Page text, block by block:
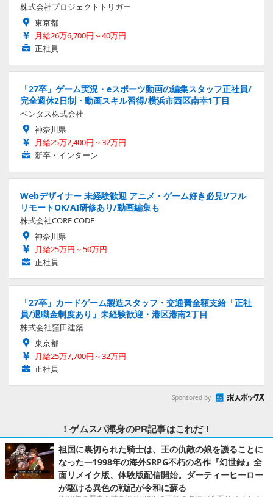
株式会社プロジェクトトリガー
東京都
月給26万6,700円～40万円
正社員
「27卒」ゲーム実況・eスポーツ動画の編集スタッフ正社員/
完全週休2日制・動画スキル習得/横浜市西区南幸1丁目
ベンタス株式会社
神奈川県
月給25万2,400円～32万円
新卒・インターン
Webデザイナー 未経験歓迎 アニメ・ゲーム好き必見!/フル
リモートOK/AI研修あり/動画編集も
株式会社CORE CODE
神奈川県
月給25万円～50万円
正社員
「27卒」カードゲーム製造スタッフ・交通費全額支給「正社
員/退職金制度あり」未経験歓迎・港区港南2丁目
株式会社窪田建築
東京都
月給25万7,700円～32万円
正社員
Sponsored by
！ゲムスパ渾身のPR記事はこれだ！
祖国に裏切られた騎士は、王の仇敵の娘を護ることに
なった―1998年の海外SRPG不朽の名作『幻世録』全
面リメイク版、体験版配信開始。ダーティーヒーロー
が駆ける異色の戦記が令和に蘇る